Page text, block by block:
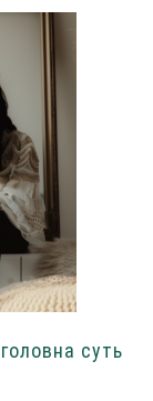
суть